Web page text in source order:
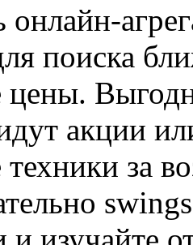
онлайн-
поиска
цены.
акции
техники за